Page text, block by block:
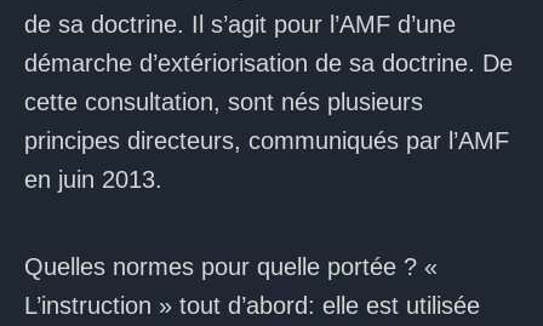
de sa doctrine. Il s’agit pour l’AMF d’une
démarche d’extériorisation de sa doctrine. De
cette consultation, sont nés plusieurs
principes directeurs, communiqués par l’AMF
en juin 2013.
Quelles normes pour quelle portée ? «
L’instruction » tout d’abord: elle est utilisée